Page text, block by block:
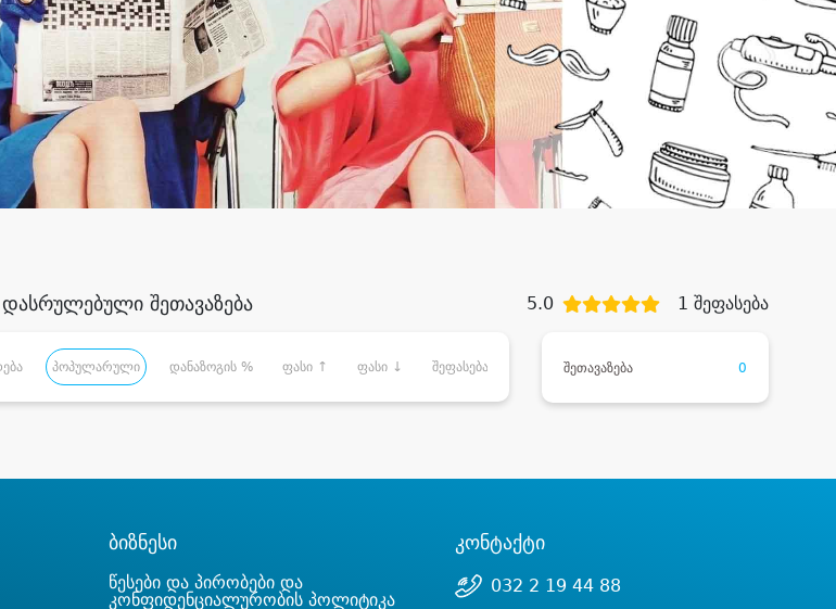
დასრულებული შეთავაზება 5.0 1 შეფასება
პოპულარული დანაზოგის % ფასი ↑ ფასი ↓ შეფასება შეთავაზება 0
ბიზნესი
წესები და პირობები და
კონფიდენციალურობის პოლიტიკა
კონტაქტი
032 2 19 44 88